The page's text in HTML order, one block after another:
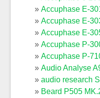
Accuphase E-
Accuphase E-
Accuphase E-
Accuphase P-
Accuphase P-
Audio Analyse
audio research
Beard P505